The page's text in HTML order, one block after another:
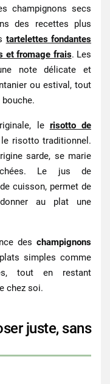
champignons secs
des recettes plus
tartelettes fondantes
et fromage frais. Les
note délicate et
ou estival, tout
le risotto de
risotto traditionnel.
sarde, se marie
Le jus de
cuisson, permet de
au plat une
des champignons
simples comme
tout en restant
chez soi.
juste, sans